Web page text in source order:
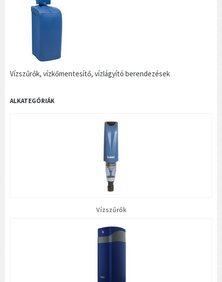
Vízszűrők, vízkőmentesítő, vízlágyító berendezések
ALKATEGÓRIÁK
Vízszűrők